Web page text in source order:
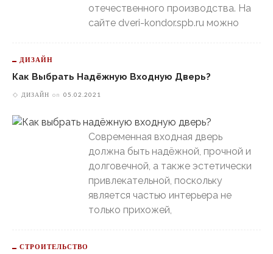
отечественного производства. На
сайте dveri-kondor.spb.ru можно
ДИЗАЙН
Как Выбрать Надёжную Входную Дверь?
ДИЗАЙН on 05.02.2021
Современная входная дверь
должна быть надёжной, прочной и
долговечной, а также эстетически
привлекательной, поскольку
является частью интерьера не
только прихожей,
СТРОИТЕЛЬСТВО